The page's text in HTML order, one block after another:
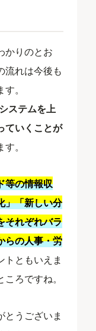
かりのとお
流れは今後も
。
ステムを上
ていくことが
。
等の情報収
」「新しい分
それぞれバラ
らの人事・労
トともいえま
ろですね。
とうございま